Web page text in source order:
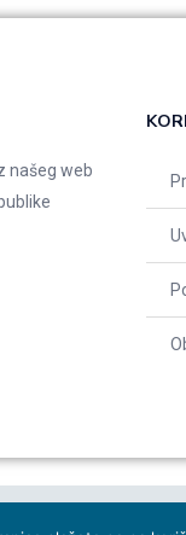
našeg web